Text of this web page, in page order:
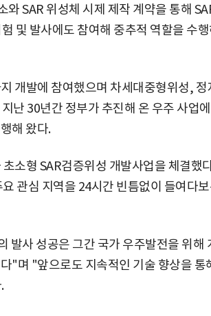
SAR 위성체 시제 제작 계약을 통해
및 발사에도 참여해 중추적 역할을 수
개발에 참여했으며 차세대중형위성, 정
난 30년간 정부가 추진해 온 우주 사업
해 왔다.
소형 SAR검증위성 개발사업을 체결했
관심 지역을 24시간 빈틈없이 들여다
발사 성공은 그간 국가 우주발전을 위해
"며 "앞으로도 지속적인 기술 향상을 통